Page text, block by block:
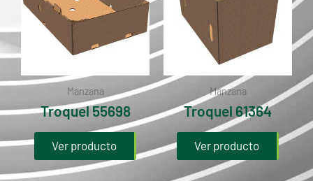
Manzana
Troquel 55698
Ver producto
Manzana
Troquel 61364
Ver producto